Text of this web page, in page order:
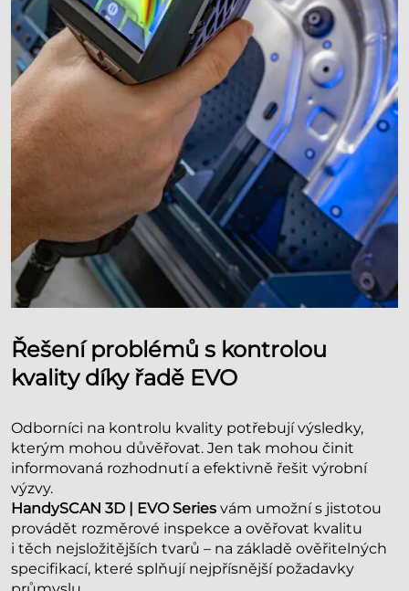
Řešení problémů s kontrolou
kvality díky řadě EVO
Odborníci na kontrolu kvality potřebují výsledky,
kterým mohou důvěřovat. Jen tak mohou činit
informovaná rozhodnutí a efektivně řešit výrobní
výzvy.
HandySCAN 3D | EVO Series vám umožní s jistotou
provádět rozměrové inspekce a ověřovat kvalitu
i těch nejsložitějších tvarů – na základě ověřitelných
specifikací, které splňují nejpřísnější požadavky